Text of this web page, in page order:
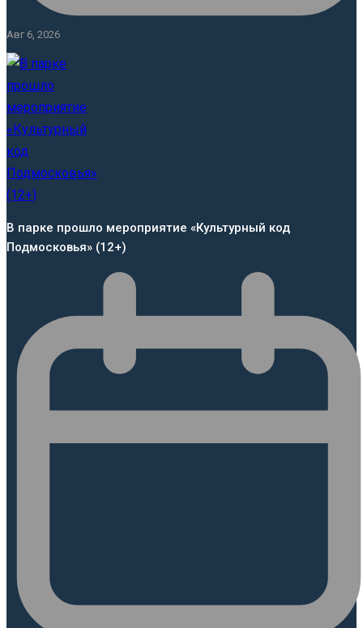
Авг 6, 2026
В парке прошло мероприятие «Культурный код
Подмосковья» (12+)